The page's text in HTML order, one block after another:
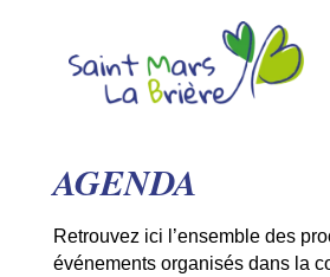
AGENDA
Retrouvez ici l’ensemble des
événements organisés dans la